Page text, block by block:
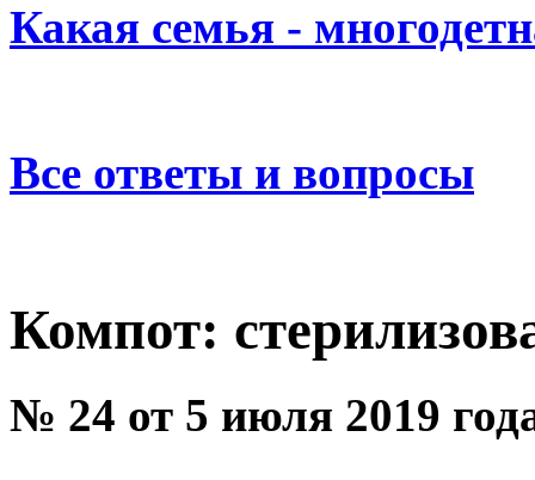
Какая семья -
Все ответы и вопросы
Компот:
№ 24 от 5 июля 2019